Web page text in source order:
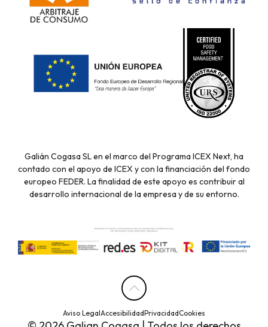
Galián Cogasa SL en el marco del Programa ICEX Next, ha
contado con el apoyo de ICEX y con la financiación del fondo
europeo FEDER. La finalidad de este apoyo es contribuir al
desarrollo internacional de la empresa y de su entorno.
Aviso LegalAccesibilidadPrivacidadCookies